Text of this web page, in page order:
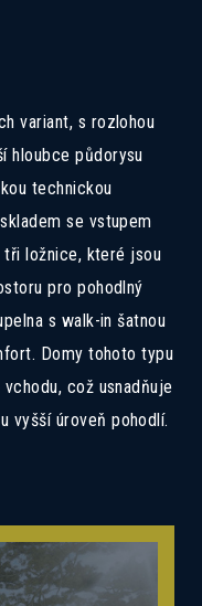
variant, s rozlohou
hloubce půdorysu
technickou
se vstupem
ložnice, které jsou
pro pohodlný
s walk-in šatnou
Domy tohoto typu
což usnadňuje
vyšší úroveň pohodlí.